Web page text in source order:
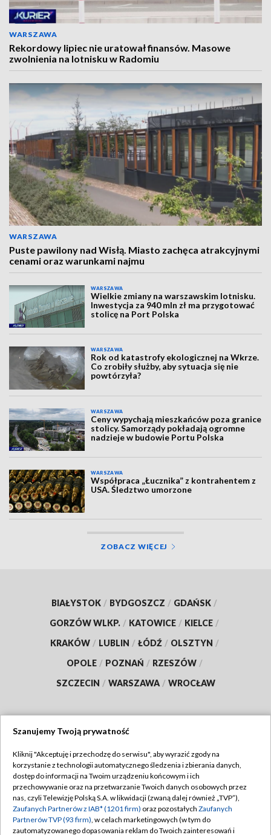
WARSZAWA
Rekordowy lipiec nie uratował finansów. Masowe
zwolnienia na lotnisku w Radomiu
WARSZAWA
Puste pawilony nad Wisłą. Miasto zachęca atrakcyjnymi
cenami oraz warunkami najmu
WARSZAWA
Wielkie zmiany na warszawskim lotnisku.
Inwestycja za 940 mln zł ma przygotować
stolicę na Port Polska
WARSZAWA
Rok od katastrofy ekologicznej na Wkrze.
Co zrobiły służby, aby sytuacja się nie
powtórzyła?
WARSZAWA
Ceny wypychają mieszkańców poza granice
stolicy. Samorządy pokładają ogromne
nadzieje w budowie Portu Polska
WARSZAWA
Współpraca „Łucznika” z kontrahentem z
USA. Śledztwo umorzone
ZOBACZ WIĘCEJ
BIAŁYSTOK / BYDGOSZCZ / GDAŃSK /
GORZÓW WLKP. / KATOWICE / KIELCE /
KRAKÓW / LUBLIN / ŁÓDŹ / OLSZTYN /
OPOLE / POZNAŃ / RZESZÓW /
SZCZECIN / WARSZAWA / WROCŁAW
TVP
Abonament TVP
Emisja w TVP
Centrum informacji TVP
Regulamin TVP
Polityka prywatności
Moje zgody
Szanujemy Twoją prywatność
Kliknij "Akceptuję i przechodzę do serwisu", aby wyrazić zgody na
korzystanie z technologii automatycznego śledzenia i zbierania danych,
dostęp do informacji na Twoim urządzeniu końcowym i ich
przechowywanie oraz na przetwarzanie Twoich danych osobowych przez
nas, czyli Telewizję Polską S.A. w likwidacji (zwaną dalej również „TVP”),
Zaufanych Partnerów z IAB* (1201 firm) oraz pozostałych Zaufanych
Partnerów TVP (93 firm), w celach marketingowych (w tym do
zautomatyzowanego dopasowania reklam do Twoich zainteresowań i